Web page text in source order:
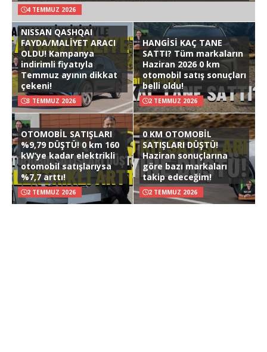
4 TEMMUZ 2026
NISSAN QASHQAI
FAYDA/MALİYET ARACI
OLDU! Kampanya
indirimli fiyatıyla
Temmuz ayının dikkat
çekeni!
3 TEMMUZ 2026
HANGİSİ KAÇ TANE
SATTI? Tüm markaların
Haziran 2026 0 km
otomobil satış sonuçları
belli oldu!
2 TEMMUZ 2026
OTOMOBİL SATIŞLARI
%9,79 DÜŞTÜ! 0 km 160
kW’ye kadar elektrikli
otomobil satışlarıysa
%7,7 arttı!
2 TEMMUZ 2026
0 KM OTOMOBİL
SATIŞLARI DÜŞTÜ!
Haziran sonuçlarına
göre bazı markaları
takip edeceğim!
2 TEMMUZ 2026